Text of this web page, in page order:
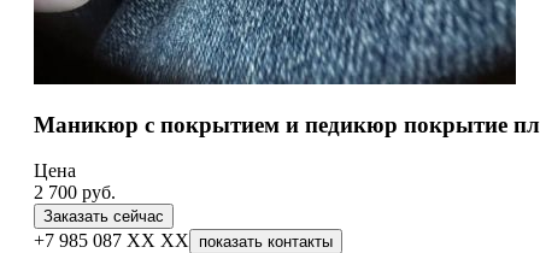
Маникюр с покрытием и педикюр покрытие
Цена
2 700 руб.
Заказать сейчас
+7 985 087 XX XX показать контакты